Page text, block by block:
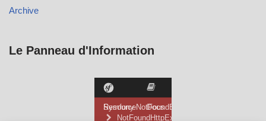
Archive
Le Panneau d'Information